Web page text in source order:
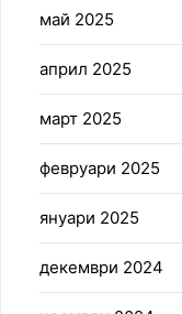
май 2025
април 2025
март 2025
февруари 2025
януари 2025
декември 2024